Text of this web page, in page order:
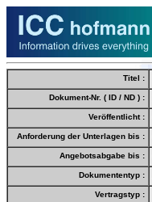
Titel :
Dokument-Nr. ( ID / ND ) :
Veröffentlicht :
Anforderung der Unterlagen bis :
Angebotsabgabe bis :
Dokumententyp :
Vertragstyp :